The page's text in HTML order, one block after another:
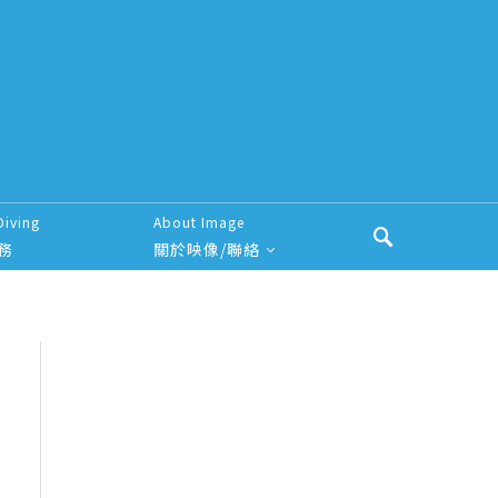
About Image
關於映像/聯絡